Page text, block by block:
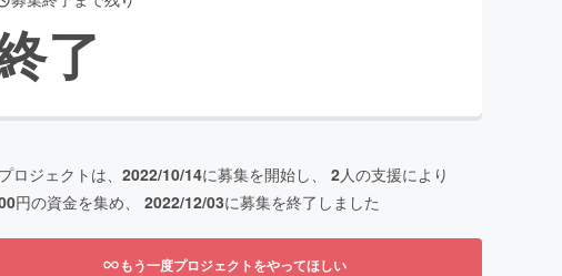
了
ロジェクトは、 2022/10/14に募集を開始し、 2人の支援により
円の資金を集め、 2022/12/03に募集を終了しました
もう一度プロジェクトをやってほしい